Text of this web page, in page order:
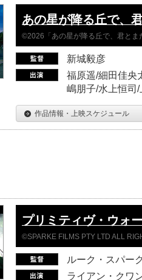
あの星が降る丘で、
©2026「あの星が降る丘で、君とま
新城毅彦
福原遥/細田佳央
嶋朋子/水上恒司
作品情報・上映スケジュール
プリミティヴ・ウォ
©SPARKE FILMS PTY LTD ALL
ルーク・スパー
ライアン・クワ